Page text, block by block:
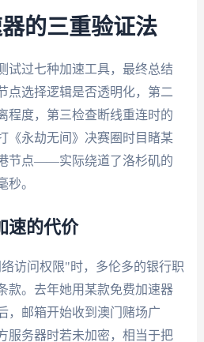
的三重验证法
试过七种加速工具，最终总结
点选择逻辑是否透明化，第二
程度，第三检查断线重连时的
《永劫无间》决赛圈时目睹某
节点——实际绕道了洛杉矶的
秒。
速的代价
访问权限"时，多伦多的银行职
款。去年她用某款免费加速器
，邮箱开始收到澳门赌场广
服务器时若未加密，相当于把